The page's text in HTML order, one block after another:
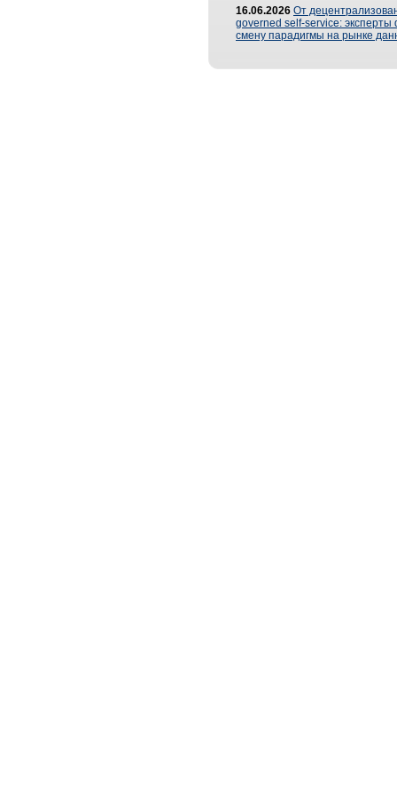
16.06.2026 От
governed self-service: эксперты
смену парадигмы на рынке